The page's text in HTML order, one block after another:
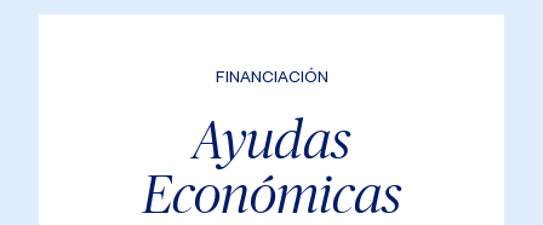
FINANCIACIÓN
Ayudas
Económicas